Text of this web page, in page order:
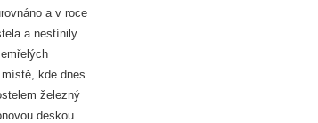
a v roce
a nestínily
kde dnes
železný
deskou